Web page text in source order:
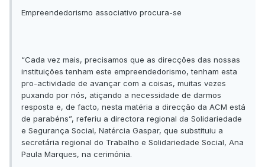
Empreendedorismo associativo procura-se
“Cada vez mais, precisamos que as direcções das nossas
instituições tenham este empreendedorismo, tenham esta
pro-actividade de avançar com a coisas, muitas vezes
puxando por nós, atiçando a necessidade de darmos
resposta e, de facto, nesta matéria a direcção da ACM está
de parabéns”, referiu a directora regional da Solidariedade
e Segurança Social, Natércia Gaspar, que substituiu a
secretária regional do Trabalho e Solidariedade Social, Ana
Paula Marques, na cerimónia.